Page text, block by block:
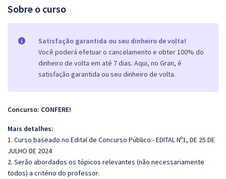
Sobre o curso
Satisfação garantida ou seu dinheiro de volta!
Você poderá efetuar o cancelamento e obter 100% do
dinheiro de volta em até 7 dias. Aqui, no Gran, é
satisfação garantida ou seu dinheiro de volta.
Concurso: CONFERE!
Mais detalhes:
1. Curso baseado no Edital de Concurso Público -EDITAL Nº1, DE 25 DE
JULHO DE 2024
2. Serão abordados os tópicos relevantes (não necessariamente
todos) a critério do professor.